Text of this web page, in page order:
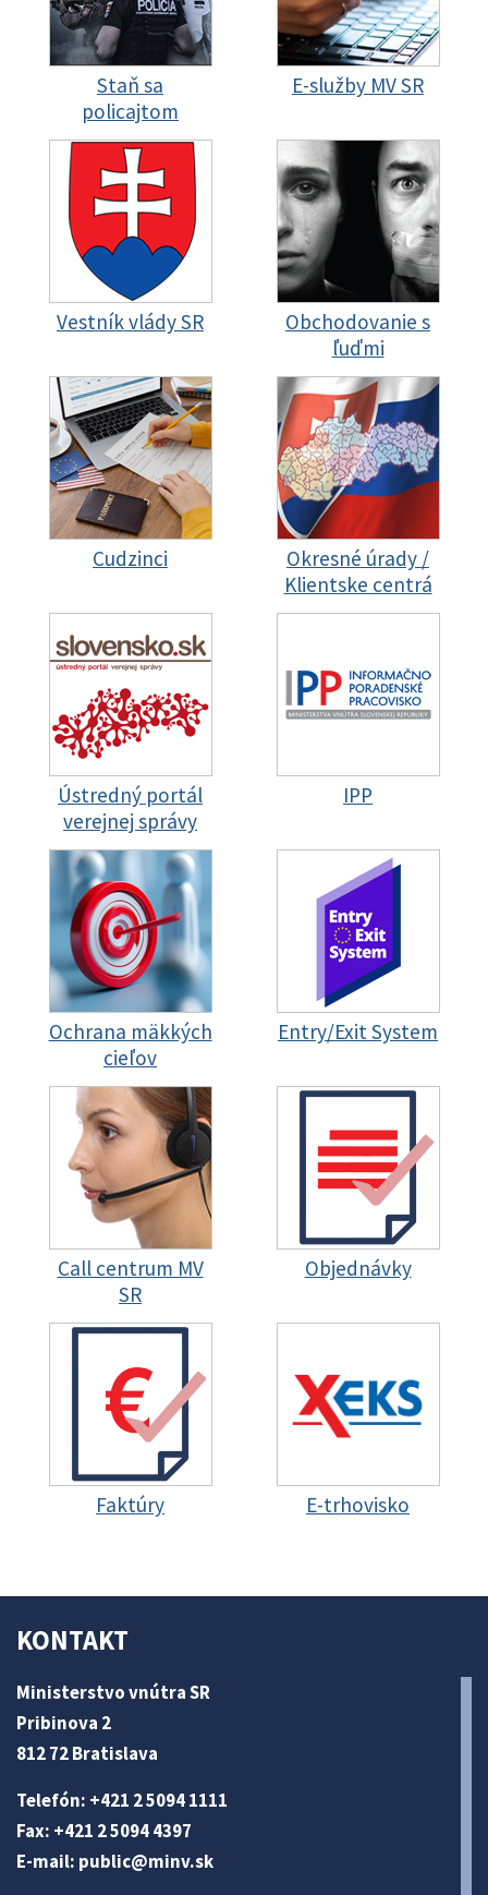
Staň sa
policajtom
E-služby MV SR
Vestník vlády SR
Obchodovanie s
ľuďmi
Cudzinci
Okresné úrady /
Klientske centrá
Ústredný portál
verejnej správy
IPP
Ochrana mäkkých
cieľov
Entry/Exit System
Call centrum MV
SR
Objednávky
Faktúry E-trhovisko
KONTAKT
Ministerstvo vnútra SR
Pribinova 2
812 72 Bratislava
Telefón: +421 2 5094 1111
Fax: +421 2 5094 4397
E-mail: public@minv.sk